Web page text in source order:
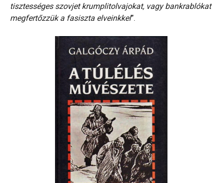
tisztességes szovjet krumplitolvajokat, vagy bankrablókat
megfertőzzük a fasiszta elveinkkel”.